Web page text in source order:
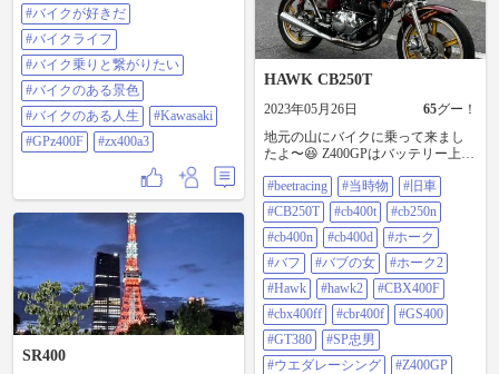
ブとの比較。 左が新しいバルブ
で、右が使用してたバルブ。 (画像
4〜5枚目) ⁡ 新しいバルブを付けてみ
ると、多少は目立たなくはなりま
した。(画像6枚目) ⁡ 点灯状態も、静
止画で撮影してみましたが、綺麗
に満遍無く光ってます💡(画像7枚
目) ⁡ 実際の点滅状態を動画に撮りま
したが、動画だと余り明るさは感
じませんが、実際に観た眼では結
構明るいバルブで、今迄付けて居
たLEDバルブと明るさは差程変わり
ませんでした✨ ⁡ LEDバルブって、
私がKawasaki GPz400F改548に乗っ
てカスタムをして居た30年程昔
は、丁度ブレーキやウインカー用
にカリフラワーみたいな球状ダイ
オードのLEDバルブが出始めた時期
で(その当時は未だ板状で明るい
LEDが開発されて無くて、ヘッドラ
イト用なんて製作されて無かった
#バイクが好きだ
#バイクライフ
#バイク乗りと繋がりたい
#バイクのある景色
#バイクのある人生
#Kawasaki
#GPz400F
#zx400a3
SR400
HAWK CB250T
2023年05月26日 65グー！
地元の山にバイクに乗って来まし
たよ〜😆 Z400GPはバッテリー上が
時物 #旧車 #cb250t #cb400t #cb250n
#cb400n #cb400d #ホーク #バブ #バ
ブの女 #ホーク2 #hawk #hawk2
#cbx400f #cbx400ff #cbr400f #gs400
#gt380 #sp忠男 #ウエダレーシング
#z400gp #z400fx #gpz400f #70bikes #
大人bike #全国鷹乗りの会
2023/05/18
#beetracing #当時物
#旧車
#CB250T
#cb400t
#cb250n
#cb400n
#cb400d
#ホーク
#バフ
#バブの女
#ホーク2
#Hawk
#hawk2
#CBX400F
#cbx400ff
#cbr400f
#GS400
#GT380
#SP忠男
#ウエダレーシング
#Z400GP